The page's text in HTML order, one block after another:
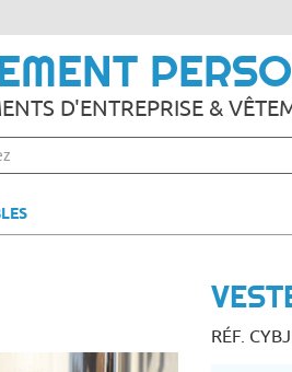
D'ENTREPRISE &
RÉF.